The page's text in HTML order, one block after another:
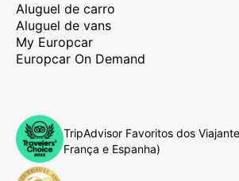
Aluguel de carro
Aluguel de vans
My Europcar
Europcar On Demand
TripAdvisor Favoritos dos
França e Espanha)